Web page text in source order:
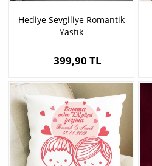
Hediye Sevgiliye Romantik
Yastık
399,90 TL